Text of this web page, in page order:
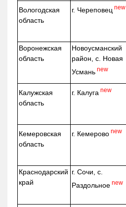
Вологодская
область
г. Череповец new
Воронежская
область
Новоусманский
район, с. Новая
Усмань new
Калужская
область
г. Калуга new
Кемеровская
область
г. Кемерово new
Краснодарский
край
г. Сочи, с.
Раздольное new